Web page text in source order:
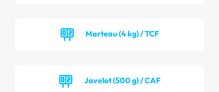
Marteau (4 kg) / TCF
Javelot (500 g) / CAF